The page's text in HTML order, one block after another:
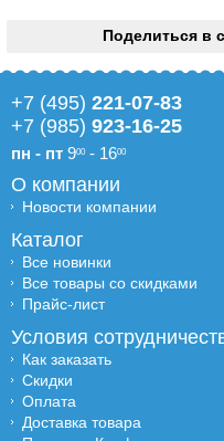
Поделиться в
+7 (495) 221-07-83
+7 (985) 923-16-25
пн - пт 900 - 1600
О компании
Новости компании
Каталог
Все новинки
Все товары со скидками
Прайс-лист
Условия
Как заказать
Скидки
Оплата
Доставка товара